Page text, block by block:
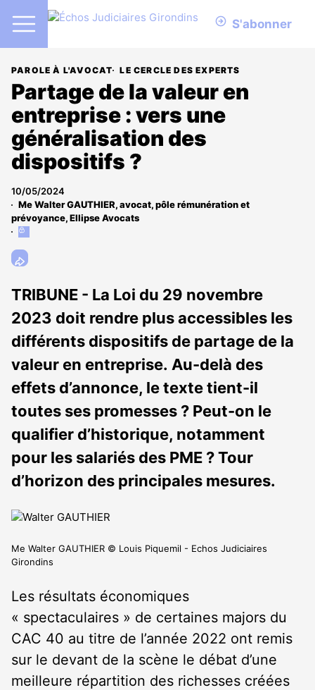
S'abonner
PAROLE À L'AVOCAT LE CERCLE DES EXPERTS
Partage de la valeur en
entreprise : vers une
généralisation des
dispositifs ?
10/05/2024
Me Walter GAUTHIER, avocat, pôle rémunération et
prévoyance, Ellipse Avocats
Cet
est
abonnés
TRIBUNE - La Loi du 29 novembre
2023 doit rendre plus accessibles les
différents dispositifs de partage de la
valeur en entreprise. Au-delà des
effets d’annonce, le texte tient-il
toutes ses promesses ? Peut-on le
qualifier d’historique, notamment
pour les salariés des PME ? Tour
d’horizon des principales mesures.
Me Walter GAUTHIER © Louis Piquemil - Echos Judiciaires
Girondins
Les résultats économiques
« spectaculaires » de certaines majors du
CAC 40 au titre de l’année 2022 ont remis
sur le devant de la scène le débat d’une
meilleure répartition des richesses créées